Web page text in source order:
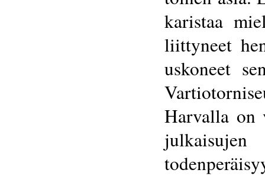
karistaa
liittyneet
uskoneet
Harvalla on